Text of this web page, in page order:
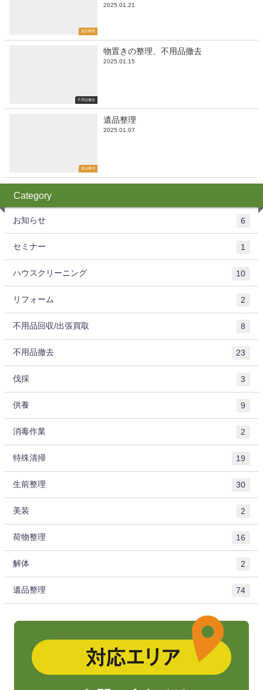
遺品整理
2025.01.21
不用品撤去
物置きの整理、不用品撤去
2025.01.15
遺品整理
遺品整理
2025.01.07
Category
お知らせ 6
セミナー 1
ハウスクリーニング 10
リフォーム 2
不用品回収/出張買取 8
不用品撤去 23
伐採 3
供養 9
消毒作業 2
特殊清掃 19
生前整理 30
美装 2
荷物整理 16
解体 2
遺品整理 74